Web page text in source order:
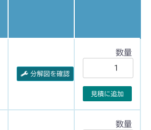
分解図を確認
数量
見積に追加
数量